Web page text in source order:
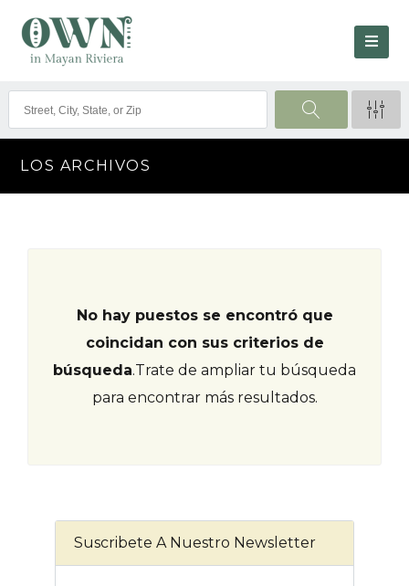
LOS ARCHIVOS
No hay puestos se encontró que
coincidan con sus criterios de
búsqueda.Trate de ampliar tu búsqueda
para encontrar más resultados.
Suscribete A Nuestro Newsletter